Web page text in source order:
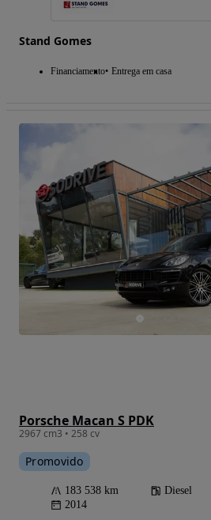
Stand Gomes
Financiamento Entrega em casa
Porsche Macan S PDK
2967 cm3 • 258 cv
Promovido
183 538 km Diesel
2014